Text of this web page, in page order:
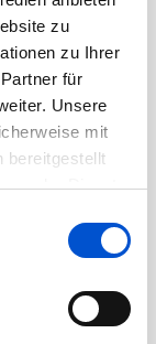
zu
zu Ihrer
für
Unsere
mit
bereitgestellt
der Dienste